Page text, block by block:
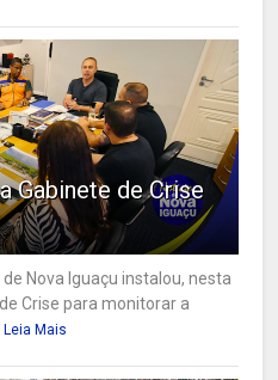
Gabinete de Crise
Nova Iguaçu instalou, nesta
Crise para monitorar a
Leia Mais